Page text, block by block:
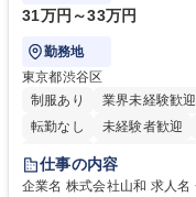
31万円～33万円
勤務地
東京都渋谷区
制服あり
業界未経験歓迎
転勤なし
未経験者歓迎
育休あり
完全週休2日制
仕事の内容
企業名 株式会社山和 求人名 ◆急募｜9月1日入社◆【渋谷/一般事務】未経